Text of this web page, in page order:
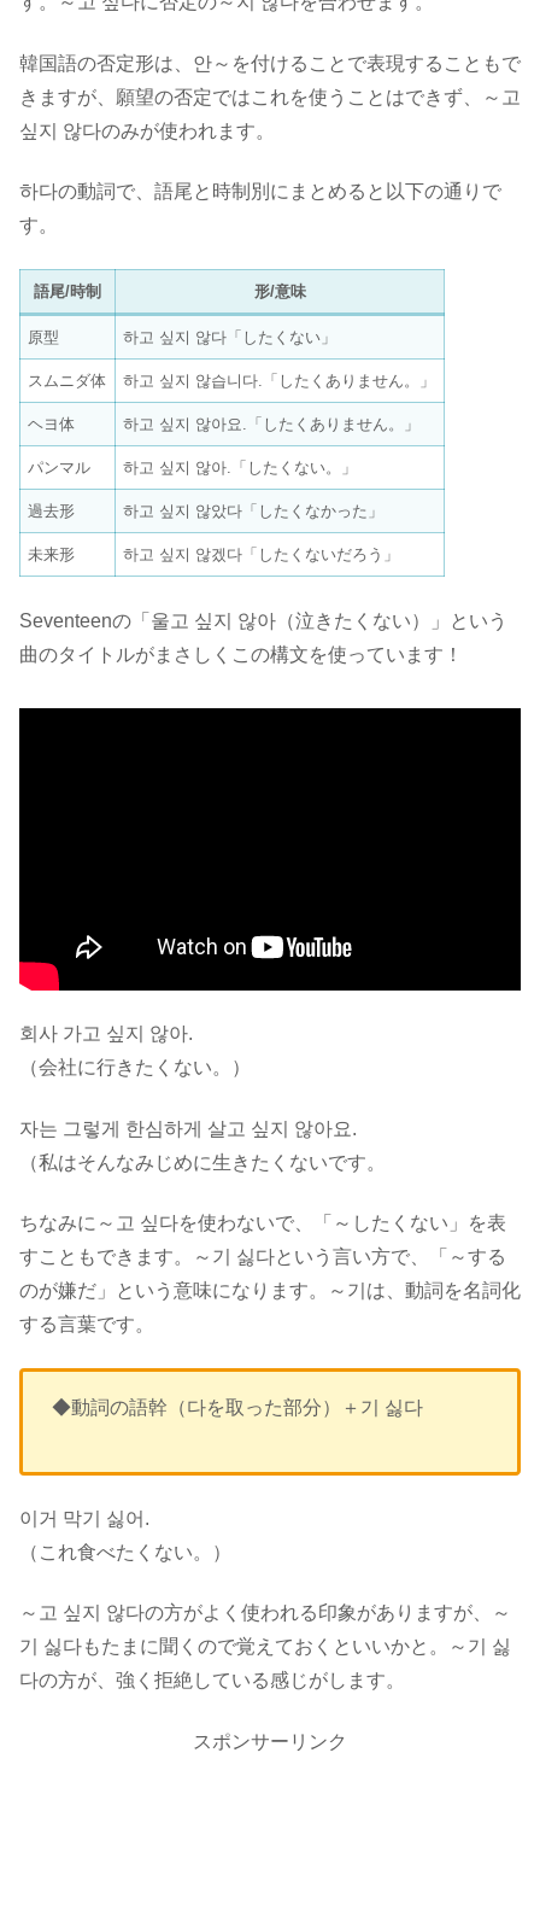
韓国語の否定形は、안～を付けることで表現することもで
きますが、願望の否定ではこれを使うことはできず、～고
싶지 않다のみが使われます。
하다の動詞で、語尾と時制別にまとめると以下の通りで
す。
語尾/時制 形/意味
原型 하고 싶지 않다「したくない」
スムニダ体 하고 싶지 않습니다.「したくありません。」
ヘヨ体 하고 싶지 않아요.「したくありません。」
パンマル 하고 싶지 않아.「したくない。」
過去形 하고 싶지 않았다「したくなかった」
未来形 하고 싶지 않겠다「したくないだろう」
Seventeenの「울고 싶지 않아（泣きたくない）」という
曲のタイトルがまさしくこの構文を使っています！
회사 가고 싶지 않아.
（会社に行きたくない。）
자는 그렇게 한심하게 살고 싶지 않아요.
（私はそんなみじめに生きたくないです。
ちなみに～고 싶다を使わないで、「～したくない」を表
すこともできます。～기 싫다という言い方で、「～する
のが嫌だ」という意味になります。～기は、動詞を名詞化
する言葉です。
◆動詞の語幹（다を取った部分）＋기 싫다
이거 막기 싫어.
（これ食べたくない。）
～고 싶지 않다の方がよく使われる印象がありますが、～
기 싫다もたまに聞くので覚えておくといいかと。
～기 싫
다の方が、強く拒絶している感じがします。
スポンサーリンク